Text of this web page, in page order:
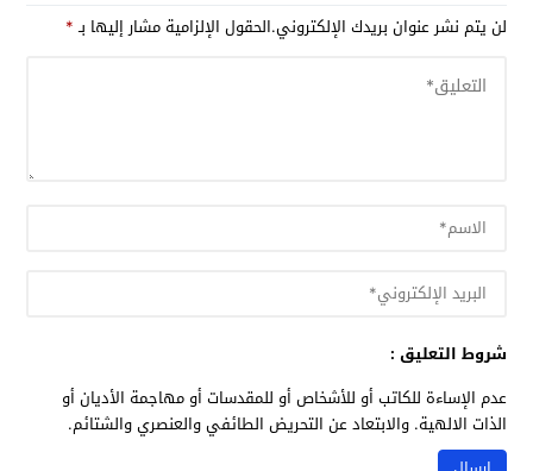
لن يتم نشر عنوان بريدك الإلكتروني.الحقول الإلزامية مشار إليها بـ*
شروط التعليق :
عدم الإساءة للكاتب أو للأشخاص أو للمقدسات أو مهاجمة الأديان أو
الذات الالهية. والابتعاد عن التحريض الطائفي والعنصري والشتائم.